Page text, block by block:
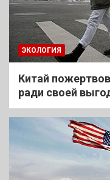
ЭКОЛОГИЯ
Китай
ради своей